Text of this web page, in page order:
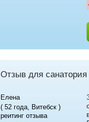
Отзыв для
Елена
( 52 года, Витебск )
реитинг отзыва